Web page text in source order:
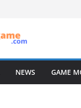
NEWS GAME